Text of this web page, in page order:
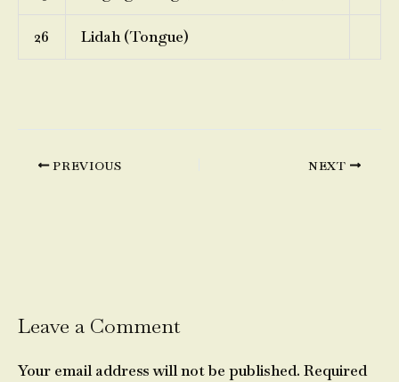
26 Lidah (Tongue)
PREVIOUS NEXT
Leave a Comment
Your email address will not be published. Required